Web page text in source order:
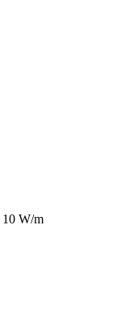
W/m